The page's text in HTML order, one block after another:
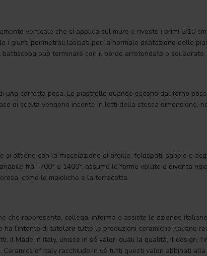
verticale che si applica sul muro e riveste i primi 6/10
i giunti perimetrali lasciati per la normale dilatazione delle
può terminare con il bordo arrotondato o squadrato.
corretta posa. Le piastrelle quando escono dal forno
di scelta vengono inserite in lotti della stessa dimensione,
ottiene con la miscelazione di argille, feldspati, sabbie e
fra i 700° e 1400°, assume le forme volute e diventa
come le maioliche e la terracotta.
che rappresenta, collega, informa e assiste le aziende
l’intento di tutelare tutte le produzioni ceramiche italiane
Made in Italy, unisce in sé valori quali la qualità, il design,
of Italy racchiude in sé tutti questi valori abbinati